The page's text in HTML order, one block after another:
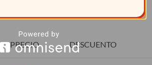
PRECIO DESCUENTO